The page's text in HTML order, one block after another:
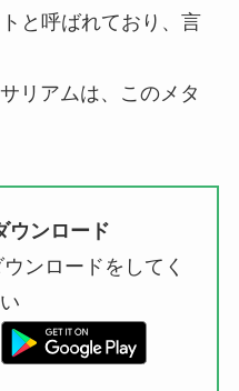
と呼ばれており、言
リアムは、このメタ
ウンロード
ンロードをしてく